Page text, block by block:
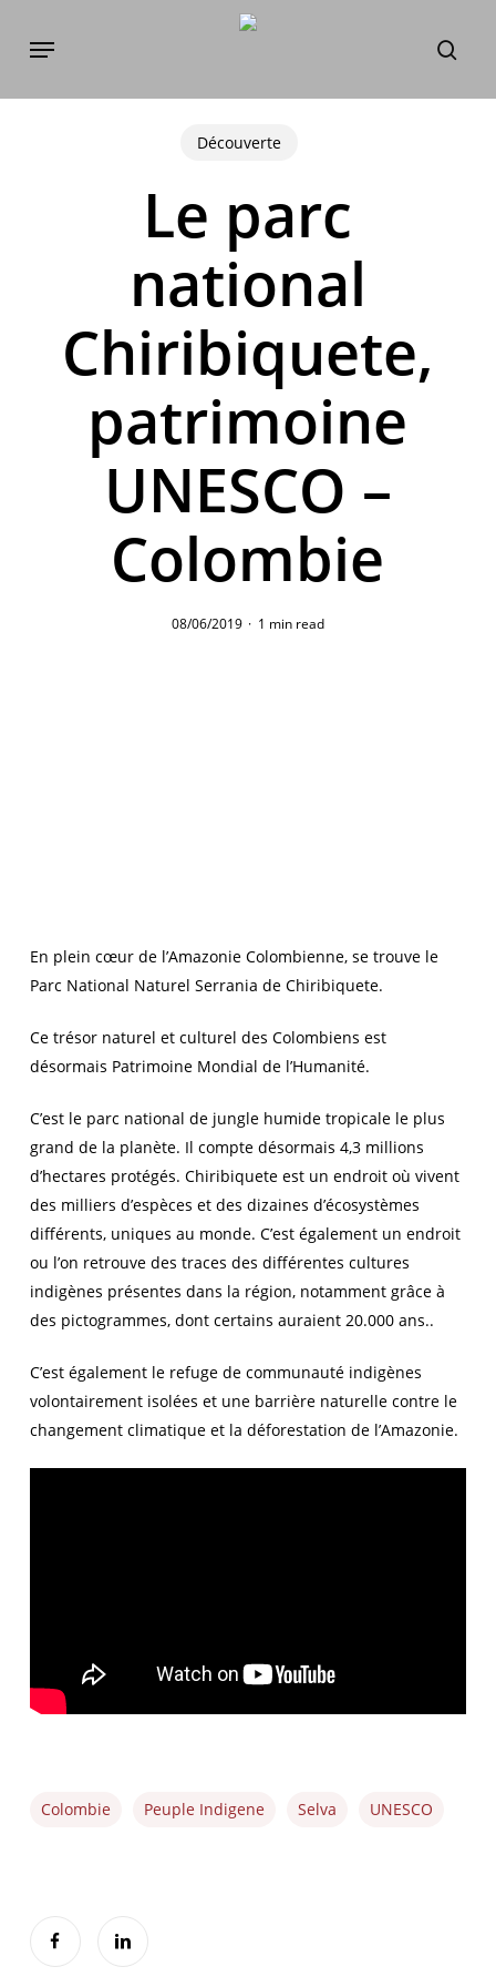
content
Menu
Découverte
Le parc
national
Chiribiquete,
patrimoine
UNESCO –
Colombie
08/06/2019 1 min read
En plein cœur de l’Amazonie Colombienne, se trouve le
Parc National Naturel Serrania de Chiribiquete.
Ce trésor naturel et culturel des Colombiens est
désormais Patrimoine Mondial de l’Humanité.
C’est le parc national de jungle humide tropicale le plus
grand de la planète. Il compte désormais 4,3 millions
d’hectares protégés. Chiribiquete est un endroit où vivent
des milliers d’espèces et des dizaines d’écosystèmes
différents, uniques au monde. C’est également un endroit
ou l’on retrouve des traces des différentes cultures
indigènes présentes dans la région, notamment grâce à
des pictogrammes, dont certains auraient 20.000 ans..
C’est également le refuge de communauté indigènes
volontairement isolées et une barrière naturelle contre le
changement climatique et la déforestation de l’Amazonie.
Colombie Peuple Indigene Selva UNESCO